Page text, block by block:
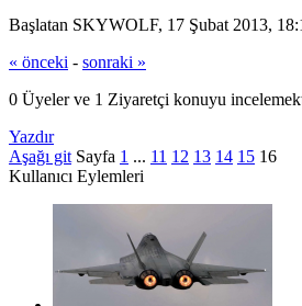
Başlatan SKYWOLF, 17 Şubat 2013,
« önceki - sonraki »
0 Üyeler ve 1 Ziyaretçi konuyu
Yazdır
Aşağı git Sayfa 1 ... 11 12 13 14 15 16
Kullanıcı Eylemleri